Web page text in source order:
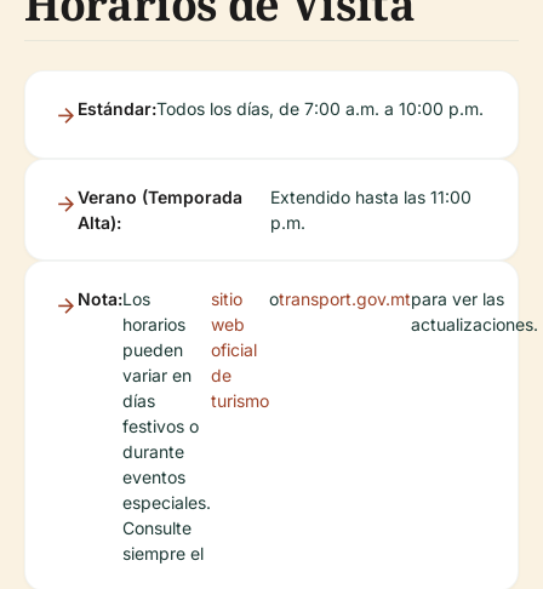
Estándar:Todos los días, de 7:00 a.m. a 10:00 p.m.
Verano (Temporada
Alta):
Extendido hasta las 11:00
p.m.
Nota:Los
horarios
pueden
variar en
días
festivos o
durante
eventos
especiales.
Consulte
siempre el
sitio
web
oficial
de
turismo
otransport.gov.mtpara ver las
actualizaciones.